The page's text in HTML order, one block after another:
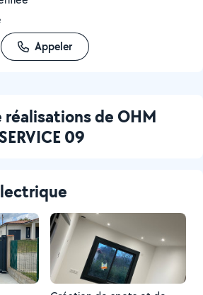
Appeler
réalisations de OHM
09